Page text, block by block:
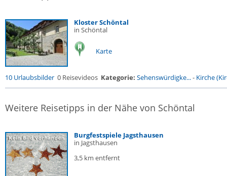
Kloster Schöntal
in Schöntal
Karte
10 Urlaubsbilder 0 Reisevideos Kategorie: Sehenswürdigke...- Kirche
Weitere Reisetipps in der Nähe von Schöntal
Burgfestspiele Jagsthausen
in Jagsthausen
3,5 km entfernt